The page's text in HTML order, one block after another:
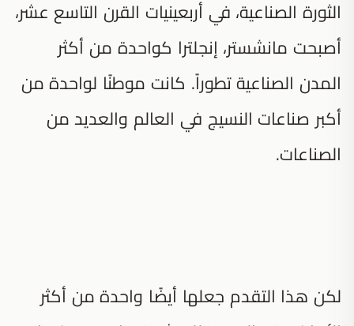
الثورة الصناعية، في أربعينيات القرن التاسع عشر،
أصبحت مانشستر، إنجلترا كواحدة من أكثر
المدن الصناعية تطوراً. كانت موطنًا لواحدة من
أكبر صناعات النسيج في العالم والعديد من
الصناعات.
لكن هذا التقدم جعلها أيضًا واحدة من أكثر